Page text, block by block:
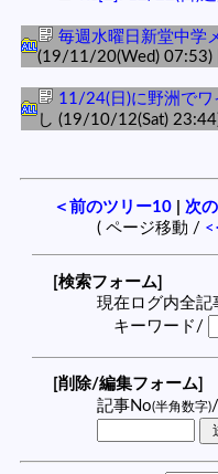
毎週水曜日新堂中学
(19/11/20(Wed) 07:53)
11/24(日)に野洲でワ
し (19/10/12(Sat)
＜前のツリー10
次
( ページ移動 /
[検索フォーム]
現在ログ内全記
キーワード/
[削除/編集フォーム]
記事No(半角数字)/